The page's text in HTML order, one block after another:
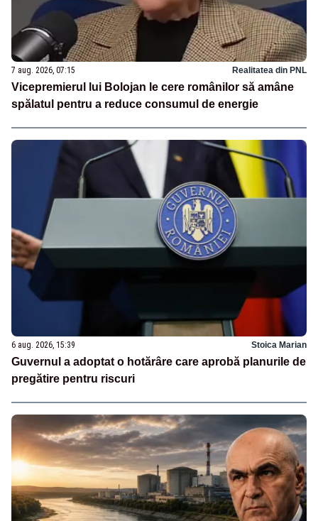
7 aug. 2026, 07:15 Realitatea din PNL
Vicepremierul lui Bolojan le cere românilor să amâne
spălatul pentru a reduce consumul de energie
6 aug. 2026, 15:39 Stoica Marian
Guvernul a adoptat o hotărâre care aprobă planurile de
pregătire pentru riscuri